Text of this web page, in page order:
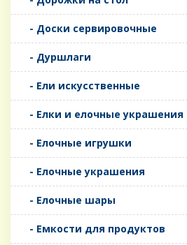
- Доски сервировочные
- Дуршлаги
- Ели искусственные
- Елки и елочные украшения
- Елочные игрушки
- Елочные украшения
- Елочные шары
- Емкости для продуктов